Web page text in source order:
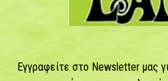
Εγγραφείτε στο Newsletter μας